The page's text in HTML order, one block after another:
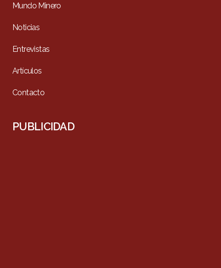
Mundo Minero
Noticias
Entrevistas
Artículos
Contacto
PUBLICIDAD